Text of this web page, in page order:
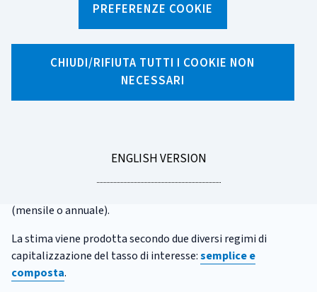
PREFERENZE COOKIE
CHIUDI/RIFIUTA TUTTI I COOKIE NON
NECESSARI
GO
ENGLISH VERSION
Calcolatore dell'interesse
CATEGORIA:
CALCOLATORI
(annuale) orendimento
(mensile o annuale).
La stima viene prodotta secondo due diversi regimi di
capitalizzazione del tasso di interesse:semplice e
composta.